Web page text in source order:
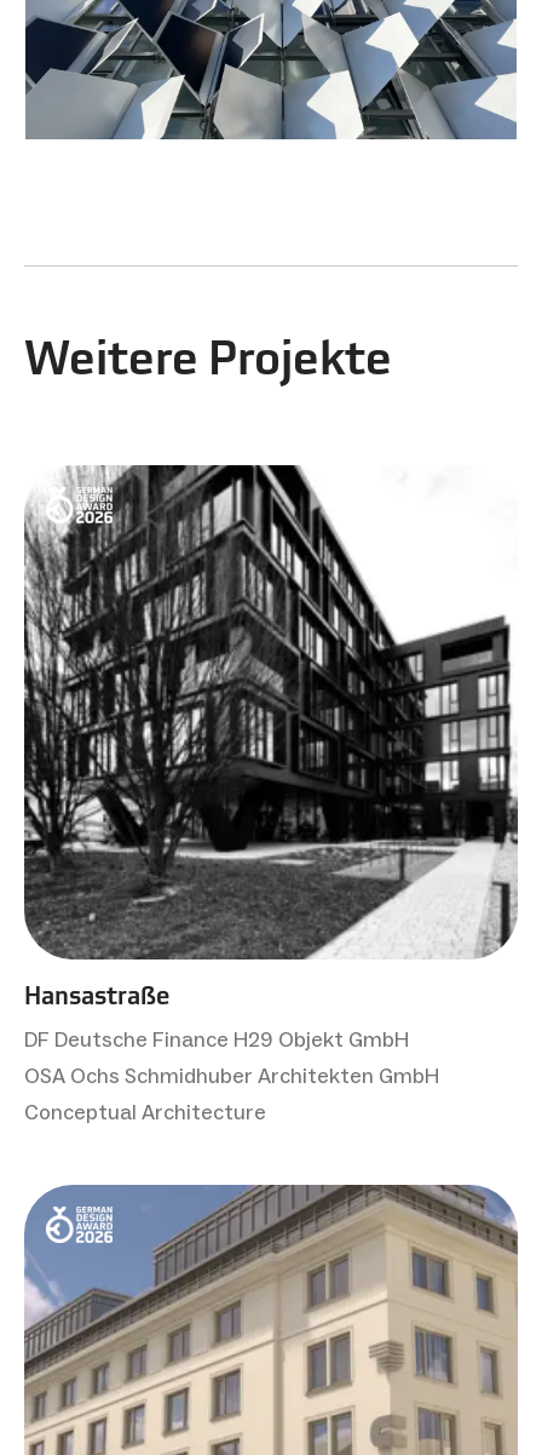
Weitere Projekte
Hansastraße
DF Deutsche Finance H29 Objekt GmbH
OSA Ochs Schmidhuber Architekten GmbH
Conceptual Architecture